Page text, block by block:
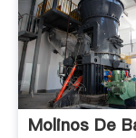
Molinos De